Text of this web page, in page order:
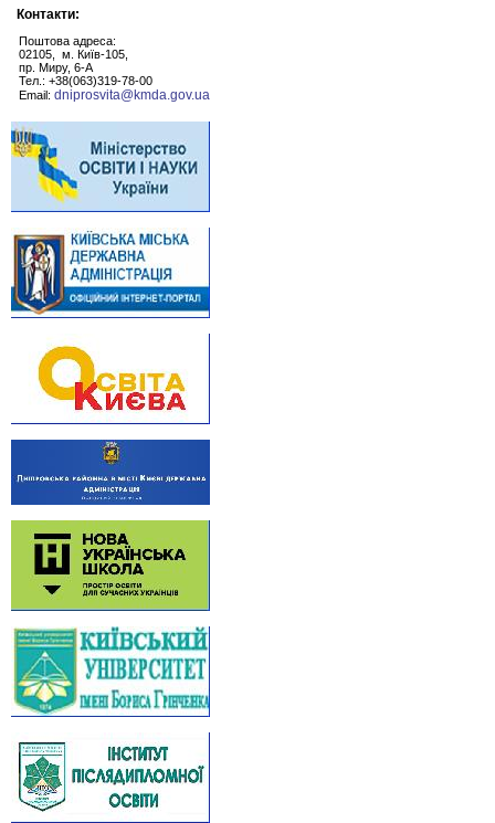
Контакти:
Поштова адреса:
02105, м. Київ-105,
пр. Миру, 6-А
Тел.: +38(063)319-78-00
Email: dniprosvita@kmda.gov.ua